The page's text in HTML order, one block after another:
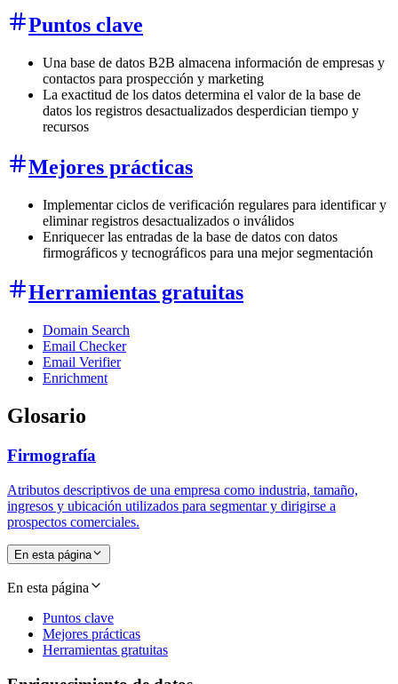
Puntos clave
Una base de datos B2B almacena información de empresas y
contactos para prospección y marketing
La exactitud de los datos determina el valor de la base de
datos los registros desactualizados desperdician tiempo y
recursos
Mejores prácticas
Implementar ciclos de verificación regulares para identificar y
eliminar registros desactualizados o inválidos
Enriquecer las entradas de la base de datos con datos
firmográficos y tecnográficos para una mejor segmentación
Herramientas gratuitas
Domain Search
Email Checker
Email Verifier
Enrichment
Glosario
Firmografía
Atributos descriptivos de una empresa como industria, tamaño,
ingresos y ubicación utilizados para segmentar y dirigirse a
prospectos comerciales.
En esta página
En esta página
Puntos clave
Mejores prácticas
Herramientas gratuitas